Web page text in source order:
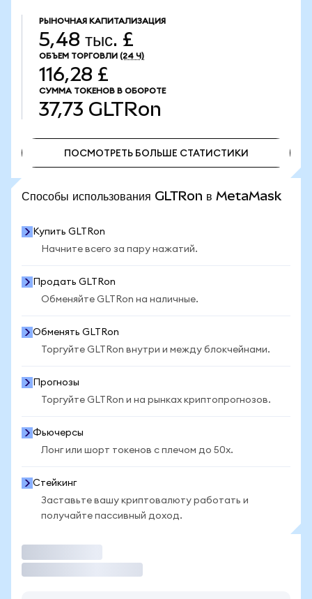
РЫНОЧНАЯ КАПИТАЛИЗАЦИЯ
5,48 тыс. £
ОБЪЕМ ТОРГОВЛИ (24 Ч)
116,28 £
СУММА ТОКЕНОВ В ОБОРОТЕ
37,73 GLTRon
ПОСМОТРЕТЬ БОЛЬШЕ СТАТИСТИКИ
Способы использования GLTRon в MetaMask
Купить GLTRon
Начните всего за пару нажатий.
Продать GLTRon
Обменяйте GLTRon на наличные.
Обменять GLTRon
Торгуйте GLTRon внутри и между блокчейнами.
Прогнозы
Торгуйте GLTRon и на рынках криптопрогнозов.
Фьючерсы
Лонг или шорт токенов с плечом до 50x.
Стейкинг
Заставьте вашу криптовалюту работать и
получайте пассивный доход.